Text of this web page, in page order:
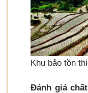
Khu bảo tồn
Đánh giá